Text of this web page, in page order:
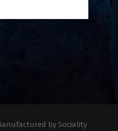
by Sociality